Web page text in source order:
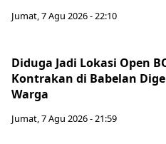
Jumat, 7 Agu 2026 - 22:10
Diduga Jadi Lokasi Open
Kontrakan di Babelan
Warga
Jumat, 7 Agu 2026 - 21:59